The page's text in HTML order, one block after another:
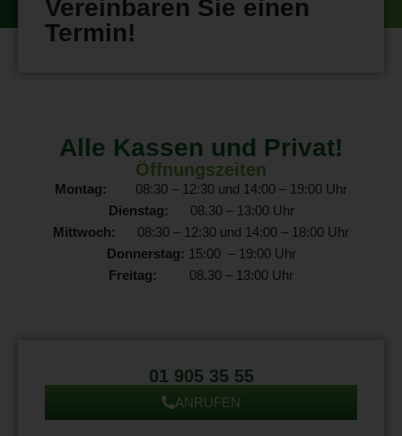
Vereinbaren Sie einen
Termin!
Alle Kassen und Privat!
Öffnungszeiten
Montag:
08:30 – 12:30 und 14:00 – 19:00 Uhr
Dienstag:
08.30 – 13:00 Uhr
Mittwoch:
08:30 – 12:30 und 14:00 – 18:00 Uhr
Donnerstag: 15:00 – 19:00 Uhr
Freitag:
08.30 – 13:00 Uhr
01 905 35 55
ANRUFEN